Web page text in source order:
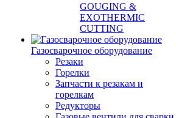
GOUGING &
EXOTHERMIC
CUTTING
Газосварочное оборудование
Резаки
Горелки
Запчасти к резакам и
горелкам
Редукторы